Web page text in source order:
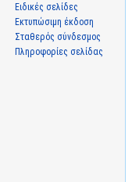
Ειδικές σελίδες
Εκτυπώσιμη έκδοση
Σταθερός σύνδεσμος
Πληροφορίες σελίδας